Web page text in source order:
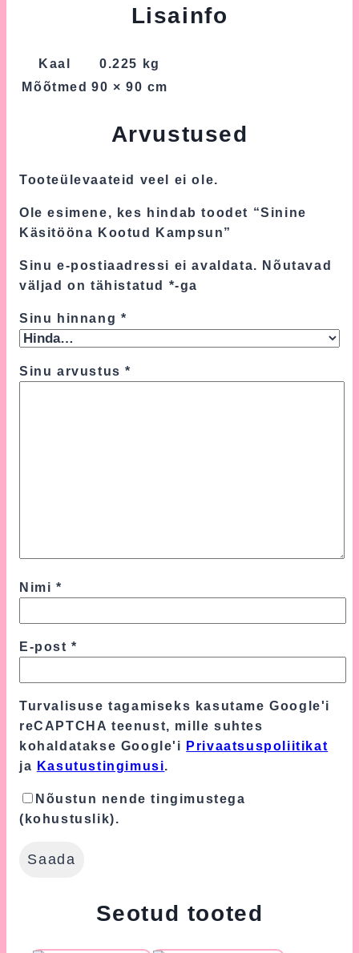
Lisainfo
Kaal
0.225 kg
Mõõtmed 90 × 90 cm
Arvustused
Tooteülevaateid veel ei ole.
Ole esimene, kes hindab toodet “Sinine
Käsitööna Kootud Kampsun”
Sinu e-postiaadressi ei avaldata. Nõutavad
väljad on tähistatud *-ga
Sinu hinnang *
Sinu arvustus*
Nimi *
E-post*
Turvalisuse tagamiseks kasutame Google'i
reCAPTCHA teenust, mille suhtes
kohaldatakse Google'i Privaatsuspoliitikat
ja Kasutustingimusi.
Nõustun nende tingimustega
(kohustuslik).
Seotud tooted